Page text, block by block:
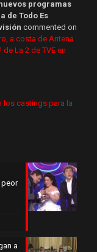
programas
de Todo Es
commented on
a costa de Antena
de La 2 de TVE en
los castings para la
peor
a